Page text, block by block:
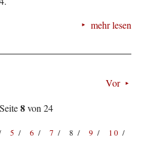
mehr lesen
Vor
Seite8von 24
5 6 7 8 9
10